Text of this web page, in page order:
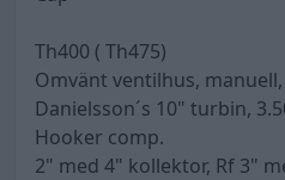
Th400 ( Th475)
Omvänt ventilhus,
Danielsson´s 10" turbin,
Hooker comp.
2" med 4" kollektor, Rf 3"